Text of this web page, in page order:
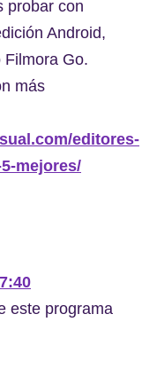
probar con
Android,
Go.
más
editores-
mejores/
este programa